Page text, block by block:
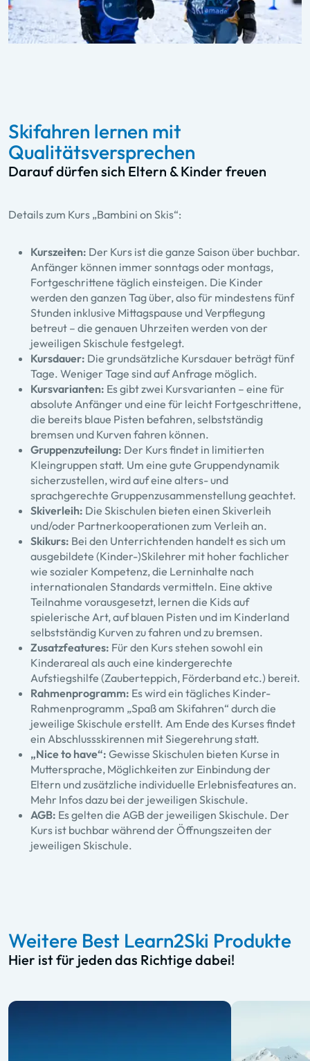
Skifahren lernen mit
Qualitätsversprechen
Darauf dürfen sich Eltern & Kinder freuen
Details zum Kurs „Bambini on Skis“:
Kurszeiten: Der Kurs ist die ganze Saison über buchbar.
Anfänger können immer sonntags oder montags,
Fortgeschrittene täglich einsteigen. Die Kinder
werden den ganzen Tag über, also für mindestens fünf
Stunden inklusive Mittagspause und Verpflegung
betreut – die genauen Uhrzeiten werden von der
jeweiligen Skischule festgelegt.
Kursdauer: Die grundsätzliche Kursdauer beträgt fünf
Tage. Weniger Tage sind auf Anfrage möglich.
Kursvarianten: Es gibt zwei Kursvarianten – eine für
absolute Anfänger und eine für leicht Fortgeschrittene,
die bereits blaue Pisten befahren, selbstständig
bremsen und Kurven fahren können.
Gruppenzuteilung: Der Kurs findet in limitierten
Kleingruppen statt. Um eine gute Gruppendynamik
sicherzustellen, wird auf eine alters- und
sprachgerechte Gruppenzusammenstellung geachtet.
Skiverleih: Die Skischulen bieten einen Skiverleih
und/oder Partnerkooperationen zum Verleih an.
Skikurs: Bei den Unterrichtenden handelt es sich um
ausgebildete (Kinder-)Skilehrer mit hoher fachlicher
wie sozialer Kompetenz, die Lerninhalte nach
internationalen Standards vermitteln. Eine aktive
Teilnahme vorausgesetzt, lernen die Kids auf
spielerische Art, auf blauen Pisten und im Kinderland
selbstständig Kurven zu fahren und zu bremsen.
Zusatzfeatures: Für den Kurs stehen sowohl ein
Kinderareal als auch eine kindergerechte
Aufstiegshilfe (Zauberteppich, Förderband etc.) bereit.
Rahmenprogramm: Es wird ein tägliches Kinder-
Rahmenprogramm „Spaß am Skifahren“ durch die
jeweilige Skischule erstellt. Am Ende des Kurses findet
ein Abschlussskirennen mit Siegerehrung statt.
„Nice to have“: Gewisse Skischulen bieten Kurse in
Muttersprache, Möglichkeiten zur Einbindung der
Eltern und zusätzliche individuelle Erlebnisfeatures an.
Mehr Infos dazu bei der jeweiligen Skischule.
AGB: Es gelten die AGB der jeweiligen Skischule. Der
Kurs ist buchbar während der Öffnungszeiten der
jeweiligen Skischule.
Weitere Best Learn2Ski Produkte
Hier ist für jeden das Richtige dabei!